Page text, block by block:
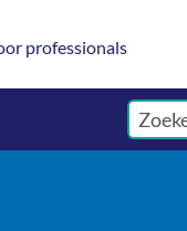
professionals